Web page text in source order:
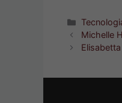
Categorie
Michelle